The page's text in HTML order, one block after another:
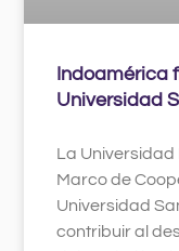
Indoamérica
Universidad
La
Marco de
Universidad
contribuir al